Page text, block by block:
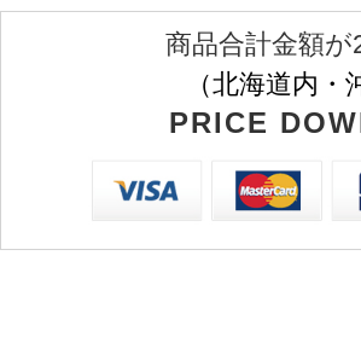
商品合計金額
（北海道内
PRICE